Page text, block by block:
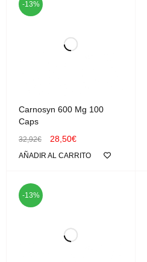
-13%
Carnosyn 600 Mg 100
Caps
32,92€ 28,50€
AÑADIR AL CARRITO
-13%